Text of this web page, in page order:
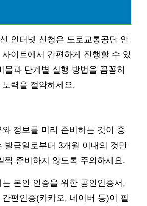
인터넷 신청은 도로교통공단 안
이트에서 간편하게 진행할 수 있
물과 단계별 실행 방법을 꼼꼼히
력을 절약하세요.
정보를 미리 준비하는 것이 중
발급일로부터 3개월 이내의 것만
찍 준비하지 않도록 주의하세요.
본인 인증을 위한 공인인증서,
편인증(카카오, 네이버 등)이 필